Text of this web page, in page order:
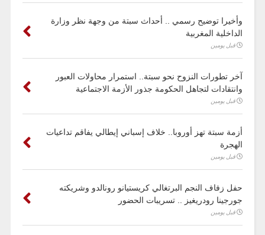
وأخيرا توضيح رسمي .. أحداث سبتة من وجهة نظر وزارة
الداخلية المغربية
قبل يومين
آخر تطورات النزوح نحو سبتة.. استمرار محاولات العبور
وانتقادات لتجاهل الحكومة جذور الأزمة الاجتماعية
قبل يومين
أزمة سبتة تهز أوروبا.. خلاف إسباني إيطالي يفاقم تداعيات
الهجرة
قبل يومين
حفل زفاف النجم البرتغالي كريستيانو رونالدو وشريكته
جورجينا رودريغيز .. تسريبات الحضور
قبل يومين